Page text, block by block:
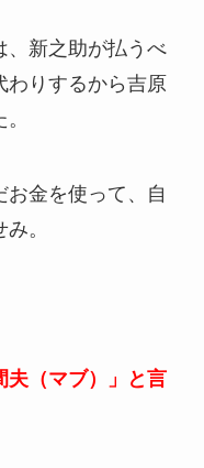
、新之助が払うべ
わりするから吉原
金を使って、自
。
夫（マブ）」と言